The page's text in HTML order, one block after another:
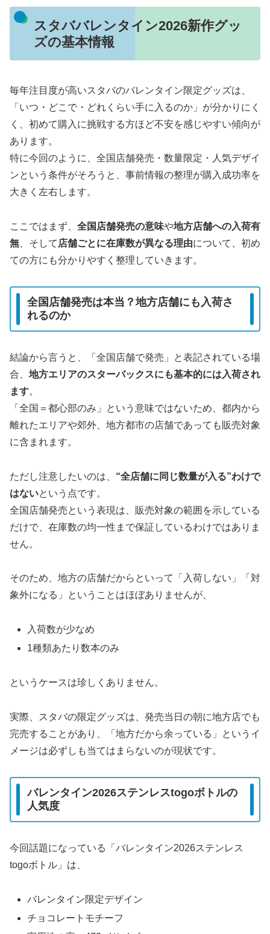
スタババレンタイン2026新作グッ
ズの基本情報
毎年注目度が高いスタバのバレンタイン限定グッズは、
「いつ・どこで・どれくらい手に入るのか」が分かりにく
く、初めて購入に挑戦する方ほど不安を感じやすい傾向が
あります。
特に今回のように、全国店舗発売・数量限定・人気デザイ
ンという条件がそろうと、事前情報の整理が購入成功率を
大きく左右します。
ここではまず、 全国店舗発売の意味や地方店舗への入荷有
無 、そして 店舗ごとに在庫数が異なる理由について、初め
ての方にも分かりやすく整理していきます。
全国店舗発売は本当？地方店舗にも入荷さ
れるのか
結論から言うと、「全国店舗で発売」と表記されている場
合、 地方エリアのスターバックスにも基本的には入荷され
ます。
「全国＝都心部のみ」という意味ではないため、都内から
離れたエリアや郊外、地方都市の店舗であっても販売対象
に含まれます。
ただし注意したいのは、 “全店舗に同じ数量が入る”わけで
はないという点です。
全国店舗発売という表現は、販売対象の範囲を示している
だけで、在庫数の均一性まで保証しているわけではありま
せん。
そのため、地方の店舗だからといって「入荷しない」「対
象外になる」ということはほぼありませんが、
入荷数が少なめ
1種類あたり数本のみ
というケースは珍しくありません。
実際、スタバの限定グッズは、発売当日の朝に地方店でも
完売することがあり、「地方だから余っている」というイ
メージは必ずしも当てはまらないのが現状です。
バレンタイン2026ステンレスtogoボトルの
人気度
今回話題になっている「バレンタイン2026ステンレス
togoボトル」は、
バレンタイン限定デザイン
チョコレートモチーフ